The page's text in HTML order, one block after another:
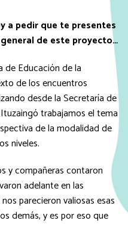
a pedir que te presentes
de este proyecto…
de Educación de la
de los encuentros
desde la Secretaría de
trabajamos el tema
de la modalidad de
niveles.
y compañeras contaron
adelante en las
parecieron valiosas esas
demás, y es por eso que